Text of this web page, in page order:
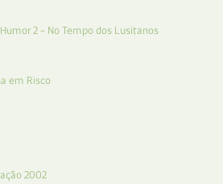
2 – No Tempo dos Lusitanos
em Risco
2002